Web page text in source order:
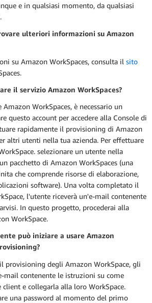
e in qualsiasi momento, da qualsiasi
ulteriori informazioni su Amazon
su Amazon WorkSpaces, consulta il sito
il servizio Amazon WorkSpaces?
WorkSpaces, è necessario un
questo account per accedere alla Console di
rapidamente il provisioning di Amazon
altri utenti nella tua azienda. Per effettuare
selezionare un utente nella
pacchetto di Amazon WorkSpaces (una
che comprende risorse di elaborazione,
software). Una volta completato il
l'utente riceverà un'e-mail contenente
In questo progetto, procederai alla
WorkSpace.
può iniziare a usare Amazon
provisioning degli Amazon WorkSpace, gli
mail contenente le istruzioni su come
client e collegarla alla loro WorkSpace.
una password al momento del primo